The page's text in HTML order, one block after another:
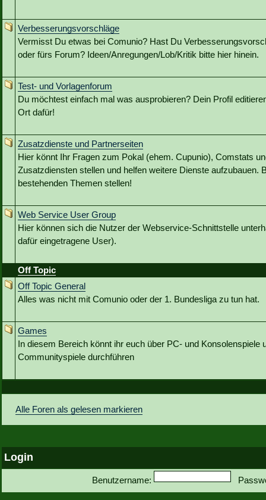
Verbesserungsvorschläge
Vermisst Du etwas bei Comunio? Hast Du
oder fürs Forum? Ideen/Anregungen/Lob/Kritik bitte hier hinein.
Test- und Vorlagenforum
Du möchtest einfach mal was ausprobieren? Dein Profil
Ort dafür!
Zusatzdienste und Partnerseiten
Hier könnt Ihr Fragen zum Pokal (ehem. Cupunio), Comstats
Zusatzdiensten stellen und helfen weitere Dienste aufzubauen.
bestehenden Themen stellen!
Web Service User Group
Hier können sich die Nutzer der Webservice-Schnittstelle
dafür eingetragene User).
Off Topic
Off Topic General
Alles was nicht mit Comunio oder der 1. Bundesliga zu tun hat.
Games
In diesem Bereich könnt ihr euch über PC- und Konsolenspiele
Communityspiele durchführen
Alle Foren als gelesen markieren
Login
Benutzername: